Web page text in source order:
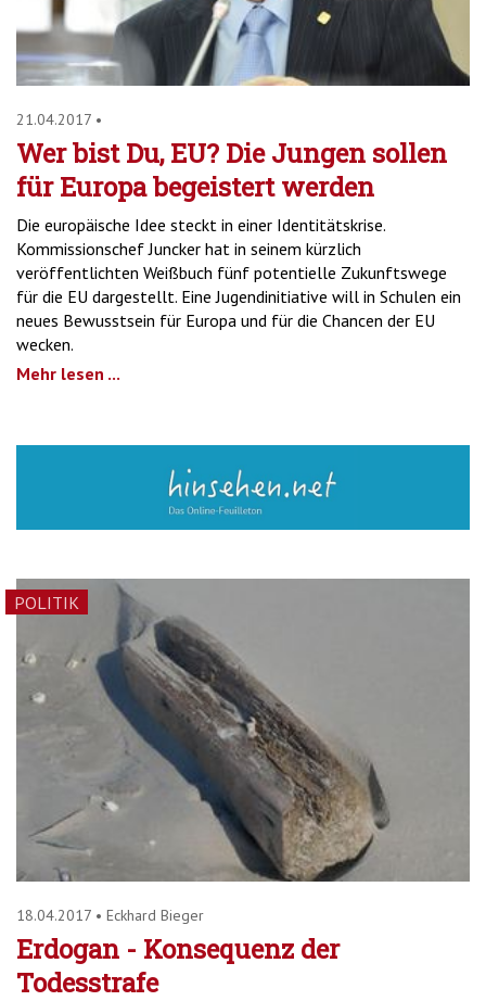
21.04.2017 •
Wer bist Du, EU? Die Jungen sollen
für Europa begeistert werden
Die europäische Idee steckt in einer Identitätskrise.
Kommissionschef Juncker hat in seinem kürzlich
veröffentlichten Weißbuch fünf potentielle Zukunftswege
für die EU dargestellt. Eine Jugendinitiative will in Schulen ein
neues Bewusstsein für Europa und für die Chancen der EU
wecken.
Mehr lesen ...
POLITIK
18.04.2017 • Eckhard Bieger
Erdogan - Konsequenz der
Todesstrafe